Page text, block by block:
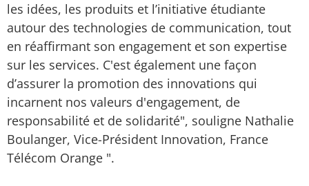
les idées, les produits et l’initiative étudiante
autour des technologies de communication, tout
en réaffirmant son engagement et son expertise
sur les services. C'est également une façon
d’assurer la promotion des innovations qui
incarnent nos valeurs d'engagement, de
responsabilité et de solidarité", souligne Nathalie
Boulanger, Vice-Président Innovation, France
Télécom Orange ".